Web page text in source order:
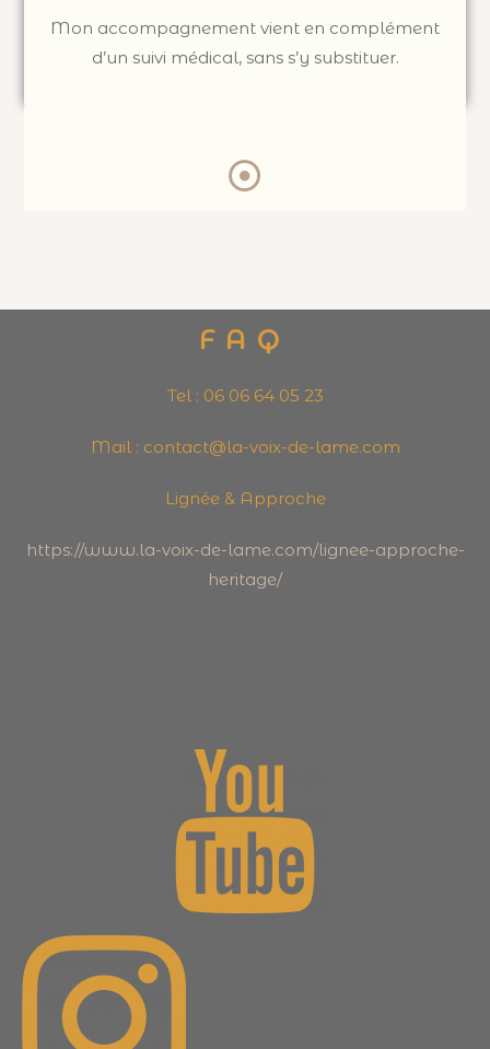
Mon accompagnement vient en complément
d’un suivi médical, sans s’y substituer.
FAQ
Tel : 06 06 64 05 23
Mail : contact@la-voix-de-lame.com
Lignée & Approche
https://www.la-voix-de-lame.com/lignee-approche-
heritage/